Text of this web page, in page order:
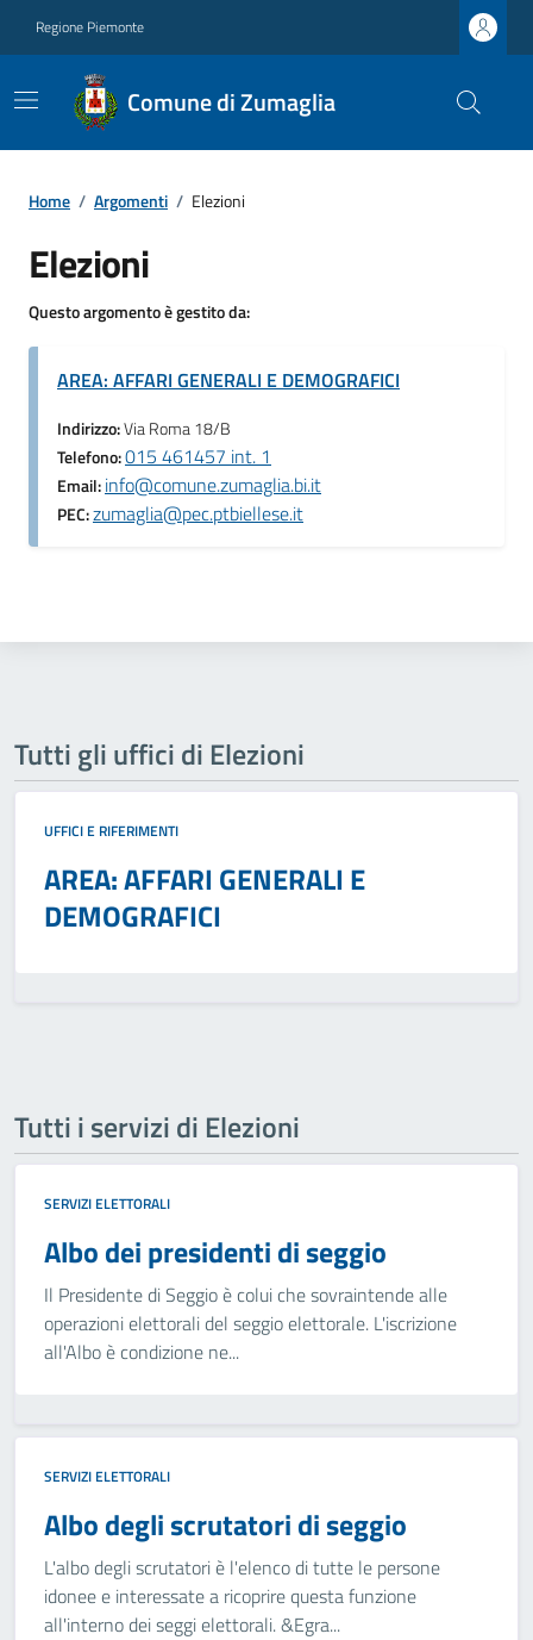
Regione Piemonte
Comune di Zumaglia
Home / Argomenti / Elezioni
Elezioni
Questo argomento è gestito da:
AREA: AFFARI GENERALI E DEMOGRAFICI
Indirizzo:Via Roma 18/B
Telefono:015 461457 int. 1
Email:info@comune.zumaglia.bi.it
PEC:zumaglia@pec.ptbiellese.it
Tutti gli uffici di Elezioni
UFFICI E RIFERIMENTI
AREA: AFFARI GENERALI E
DEMOGRAFICI
Tutti i servizi di Elezioni
SERVIZI ELETTORALI
Albo dei presidenti di seggio
Il Presidente di Seggio è colui che sovraintende alle
operazioni elettorali del seggio elettorale. L'iscrizione
all'Albo è condizione ne...
SERVIZI ELETTORALI
Albo degli scrutatori di seggio
L'albo degli scrutatori è l'elenco di tutte le persone
idonee e interessate a ricoprire questa funzione
all'interno dei seggi elettorali. &Egra...